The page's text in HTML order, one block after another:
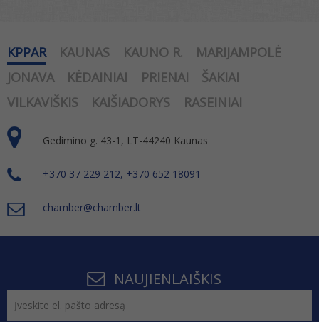
KPPAR KAUNAS KAUNO R.
MARIJAMPOLĖ
JONAVA
KĖDAINIAI PRIENAI
ŠAKIAI
VILKAVIŠKIS
KAIŠIADORYS RASEINIAI
Gedimino g. 43-1, LT-44240 Kaunas
+370 37 229 212, +370 652 18091
chamber@chamber.lt
NAUJIENLAIŠKIS